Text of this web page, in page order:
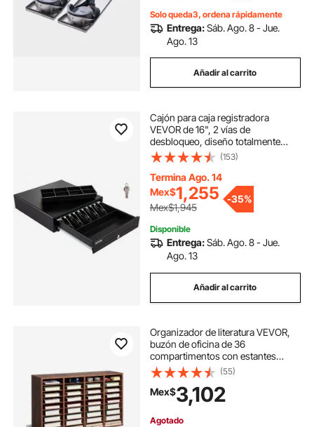
Solo queda3, ordena rápidamente
Entrega:Sáb. Ago. 8 - Jue.
Ago. 13
Añadir al carrito
Cajón para caja registradora
VEVOR de 16", 2 vías de
desbloqueo, diseño totalmente
extraíble con bandeja para 5 billetes
y 8 monedas, 2 llaves incluidas,
tamaño compacto para
supermercados, bares, cafeterías y
restaurantes.
(153)
Termina Ago. 14
Mex$1,255
Mex$1,945
-35%
Disponible
Entrega:Sáb. Ago. 8 - Jue.
Ago. 13
Añadir al carrito
Organizador de literatura VEVOR,
buzón de oficina de 36
compartimentos con estantes
extraíbles, clasificador de buzones
de madera de aglomerado para
oficina, hogar, aula, clasificador de
archivos, documentos y papel,
marrón oscuro
(55)
Mex$3,102
Agotado